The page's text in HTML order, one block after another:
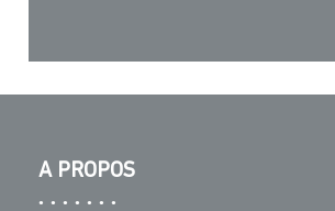
A PROPOS